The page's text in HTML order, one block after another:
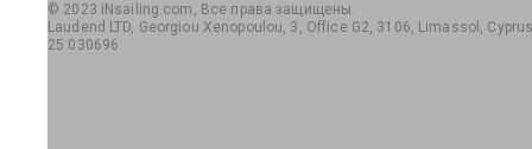
© 2023 iNsailing.com, Все права защищены.
Laudend LTD, Georgiou Xenopoulou, 3, Office G2, 3106, Limassol,
25 030696